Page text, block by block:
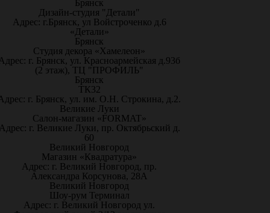
Брянск
Дизайн-студия "Детали"
Адрес: г.Брянск, ул Войстроченко д.6
«Детали»
Брянск
Студия декора «Хамелеон»
г. Брянск, ул. Красноармейская д.93б
(2 этаж), ТЦ "ПРОФИЛЬ"
Брянск
ТК32
г. Брянск, ул. им. О.Н. Строкина, д.2.
Великие Луки
Салон-магазин «FORMAT»
г. Великие Луки, пр. Октябрьский д.
60
Великий Новгород
Магазин «Квадратура»
Адрес: г. Великий Новгород, пр.
Александра Корсунова, 28А
Великий Новгород
Шоу-рум Терминал
Адрес: г. Великий Новгород ул.